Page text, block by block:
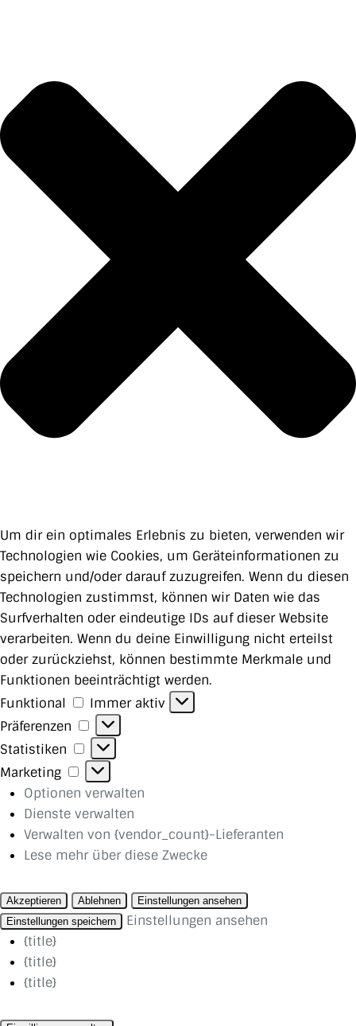
Um dir ein optimales Erlebnis zu bieten, verwenden wir
Technologien wie Cookies, um Geräteinformationen zu
speichern und/oder darauf zuzugreifen. Wenn du diesen
Technologien zustimmst, können wir Daten wie das
Surfverhalten oder eindeutige IDs auf dieser Website
verarbeiten. Wenn du deine Einwilligung nicht erteilst
oder zurückziehst, können bestimmte Merkmale und
Funktionen beeinträchtigt werden.
Funktional
Funktional
Immer aktiv
Präferenzen
Präferenzen
Statistiken
Statistiken
Marketing
Marketing
Optionen verwalten
Dienste verwalten
Verwalten von {vendor_count}-Lieferanten
Lese mehr über diese Zwecke
Akzeptieren Ablehnen
Einstellungen ansehen
Einstellungen speichern
Einstellungen ansehen
{title}
{title}
{title}